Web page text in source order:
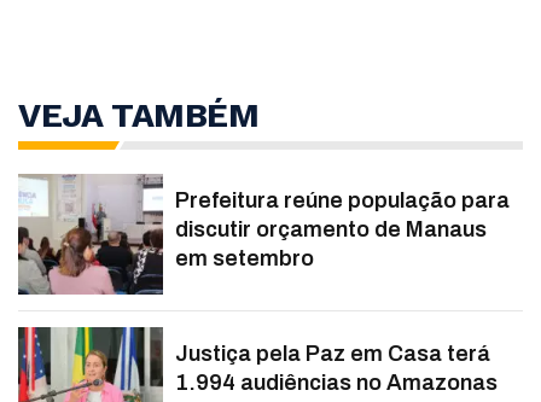
VEJA TAMBÉM
Prefeitura reúne população para
discutir orçamento de Manaus
em setembro
Justiça pela Paz em Casa terá
1.994 audiências no Amazonas